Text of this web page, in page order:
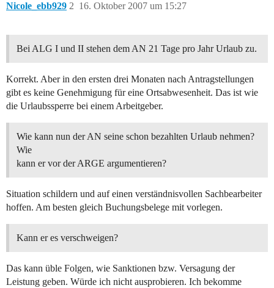
Nicole_ebb929 16. Oktober 2007 um 15:27
2
Bei ALG I und II stehen dem AN 21 Tage pro Jahr Urlaub zu.
Korrekt. Aber in den ersten drei Monaten nach Antragstellungen
gibt es keine Genehmigung für eine Ortsabwesenheit. Das ist wie
die Urlaubssperre bei einem Arbeitgeber.
Wie kann nun der AN seine schon bezahlten Urlaub nehmen?
Wie
kann er vor der ARGE argumentieren?
Situation schildern und auf einen verständnisvollen Sachbearbeiter
hoffen. Am besten gleich Buchungsbelege mit vorlegen.
Kann er es verschweigen?
Das kann üble Folgen, wie Sanktionen bzw. Versagung der
Leistung geben. Würde ich nicht ausprobieren. Ich bekomme